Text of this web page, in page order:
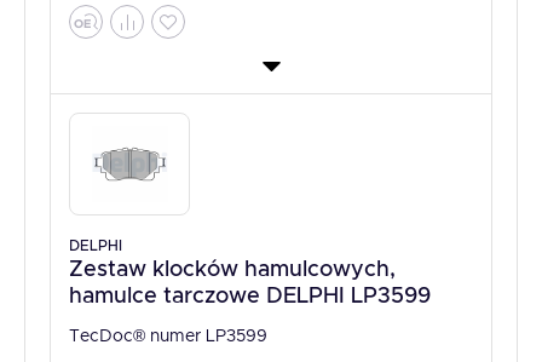
DELPHI
Zestaw klocków hamulcowych,
hamulce tarczowe DELPHI LP3599
TecDoc® numer LP3599